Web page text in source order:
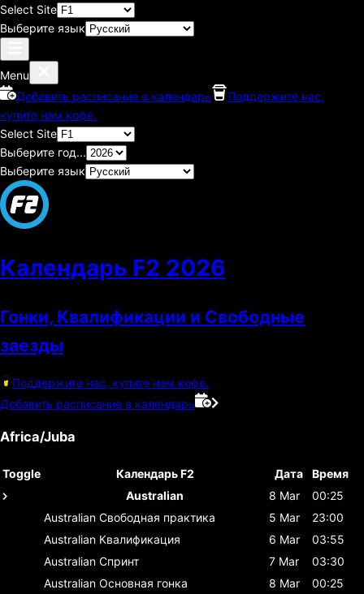
Select Site
Выберите язык
Menu
Добавить расписание в календарь
Поддержите нас,
купите нам кофе.
Select Site
Выберите год...
Выберите язык
Календарь F2 2026
Гонки, Квалификации и Свободные
заезды
Поддержите нас, купите нам кофе.
Добавить расписание в календарь
Africa/Juba
Toggle Календарь F2 Дата
Время
Australian
8 Mar
00:25
Australian Свободная практика 5 Mar
23:00
Australian Квалификация 6 Mar
03:55
Australian Спринт 7 Mar
03:30
Australian Основная гонка 8 Mar
00:25